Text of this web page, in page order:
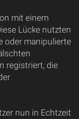
mit einem
Lücke nutzten
oder manipulierte
registriert, die
nun in Echtzeit